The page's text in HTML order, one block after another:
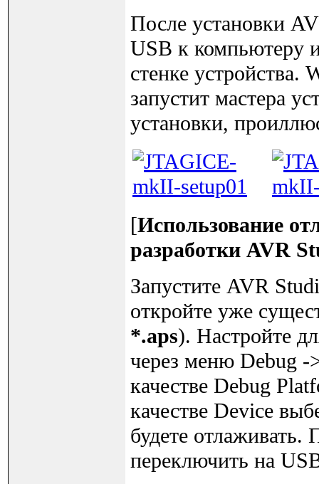
После установки
USB к компьютеру
стенке устройства.
запустит мастера
установки,
[Использование
разработки AVR
Запустите AVR
откройте уже
*.aps). Настройте
через меню Debug -
качестве Debug
качестве Device
будете
переключить на